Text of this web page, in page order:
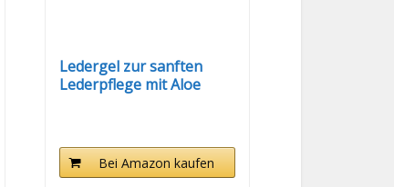
Ledergel zur sanften
Lederpflege mit Aloe
Bei Amazon kaufen